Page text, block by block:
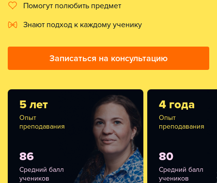
Помогут полюбить предмет
Знают подход к каждому ученику
Записаться на консультацию
5 лет
Опыт
преподавания
86
Средний балл
учеников
4 года
Опыт
преподавания
80
Средний балл
учеников